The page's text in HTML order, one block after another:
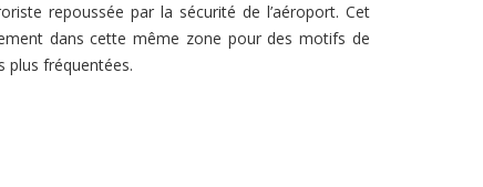
repoussée par la sécurité de l’aéroport. Cet
dans cette même zone pour des motifs de
plus fréquentées.